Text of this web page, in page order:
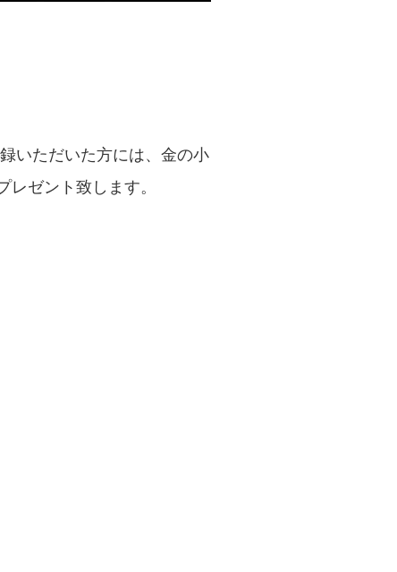
いただいた方には、金の小
ゼント致します。